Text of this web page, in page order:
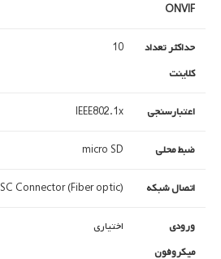
ONVIF
حداکثر تعداد
کلاینت
10
اعتبارسنجی IEEE802.1x
ضبط محلی micro SD
اتصال شبکه SC Connector (Fiber optic)
ورودی
میکروفون
اختیاری